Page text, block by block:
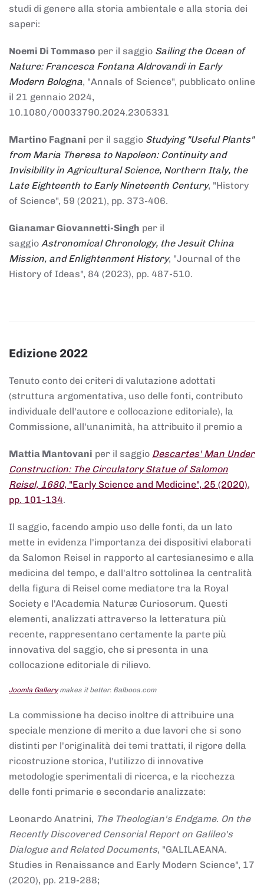
studi di genere alla storia ambientale e alla storia dei
saperi:
Noemi Di Tommaso per il saggio Sailing the Ocean of
Nature: Francesca Fontana Aldrovandi in Early
Modern Bologna, "Annals of Science", pubblicato online
il 21 gennaio 2024,
10.1080/00033790.2024.2305331
Martino Fagnani per il saggio Studying "Useful Plants"
from Maria Theresa to Napoleon: Continuity and
Invisibility in Agricultural Science, Northern Italy, the
Late Eighteenth to Early Nineteenth Century, "History
of Science", 59 (2021), pp. 373-406.
Gianamar Giovannetti-Singh per il
saggio Astronomical Chronology, the Jesuit China
Mission, and Enlightenment History, "Journal of the
History of Ideas", 84 (2023), pp. 487-510.
Edizione 2022
Tenuto conto dei criteri di valutazione adottati
(struttura argomentativa, uso delle fonti, contributo
individuale dell'autore e collocazione editoriale), la
Commissione, all'unanimità, ha attribuito il premio a
Mattia Mantovani per il saggio Descartes' Man Under
Construction: The Circulatory Statue of Salomon
Reisel, 1680, "Early Science and Medicine", 25 (2020),
pp. 101-134.
Il saggio, facendo ampio uso delle fonti, da un lato
mette in evidenza l'importanza dei dispositivi elaborati
da Salomon Reisel in rapporto al cartesianesimo e alla
medicina del tempo, e dall'altro sottolinea la centralità
della figura di Reisel come mediatore tra la Royal
Society e l'Academia Naturæ Curiosorum. Questi
elementi, analizzati attraverso la letteratura più
recente, rappresentano certamente la parte più
innovativa del saggio, che si presenta in una
collocazione editoriale di rilievo.
Joomla Gallerymakes it better. Balbooa.com
La commissione ha deciso inoltre di attribuire una
speciale menzione di merito a due lavori che si sono
distinti per l'originalità dei temi trattati, il rigore della
ricostruzione storica, l'utilizzo di innovative
metodologie sperimentali di ricerca, e la ricchezza
delle fonti primarie e secondarie analizzate:
Leonardo Anatrini, The Theologian's Endgame. On the
Recently Discovered Censorial Report on Galileo's
Dialogue and Related Documents, "GALILAEANA.
Studies in Renaissance and Early Modern Science", 17
(2020), pp. 219-288;